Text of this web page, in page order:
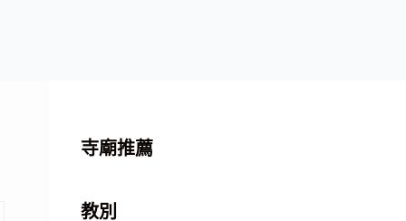
寺廟推薦
教別